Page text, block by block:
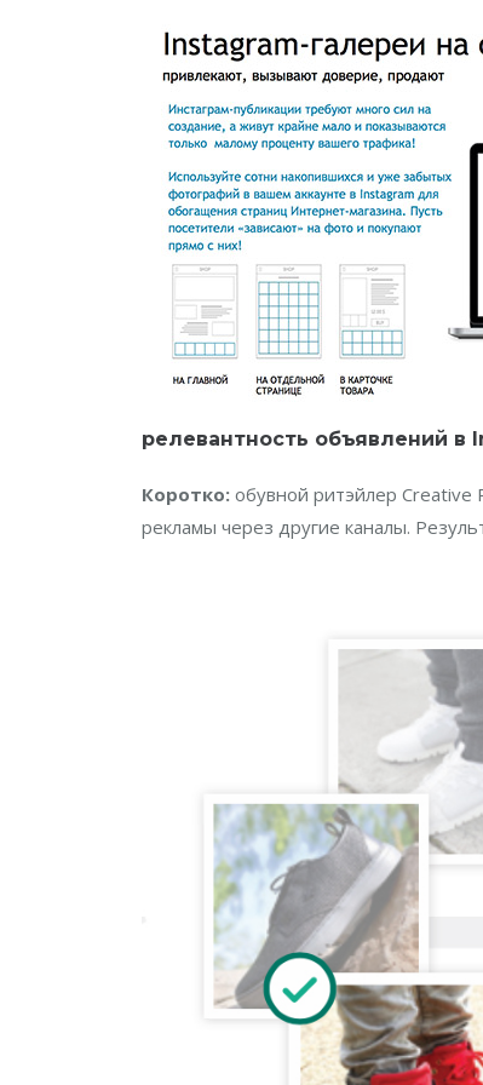
релевантность объявлений в
Коротко: обувной ритэйлер Creative
рекламы через другие каналы.